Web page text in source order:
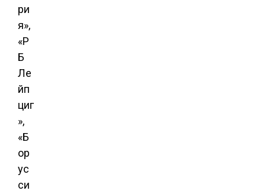
ри
я»,
«Р
Б
Ле
йп
циг
»,
«Б
ор
ус
си